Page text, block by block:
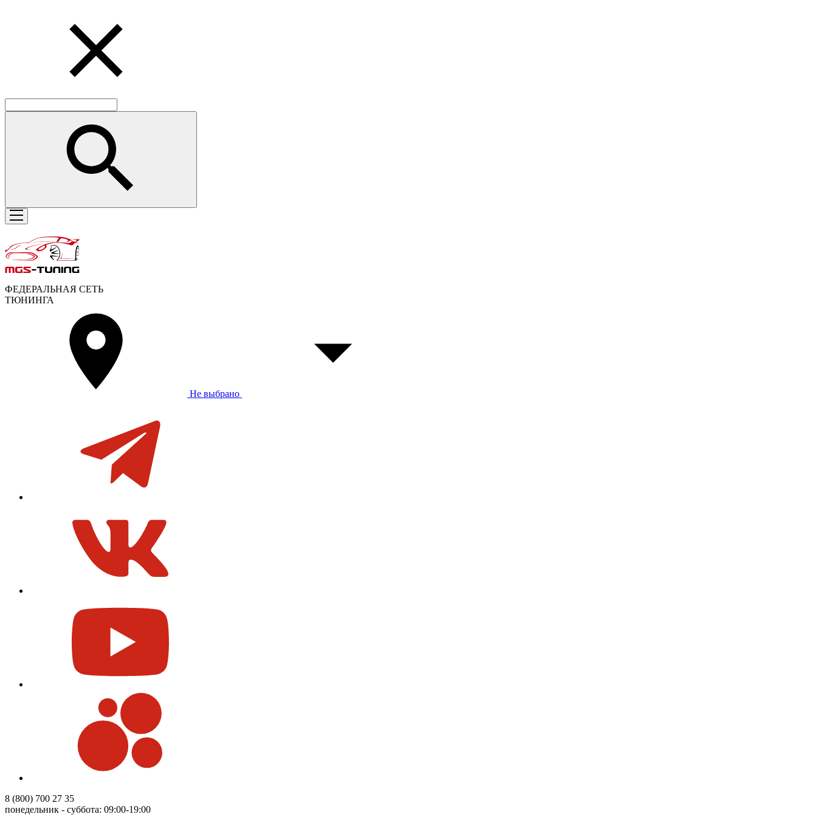
ФЕДЕРАЛЬНАЯ СЕТЬ
ТЮНИНГА
Не выбрано
8 (800) 700 27 35
понедельник - суббота: 09:00-19:00